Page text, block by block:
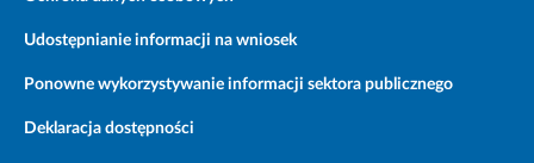
Udostępnianie informacji na wniosek
Ponowne wykorzystywanie informacji sektora publicznego
Deklaracja dostępności